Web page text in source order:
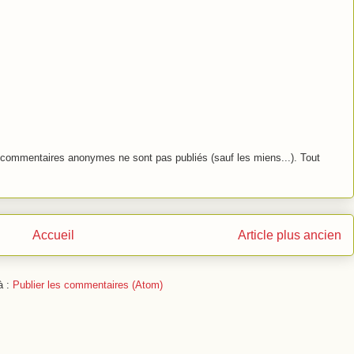
anonymes ne sont pas publiés (sauf les miens...). Tout
Article plus ancien
Accueil
: Publier les commentaires (Atom)